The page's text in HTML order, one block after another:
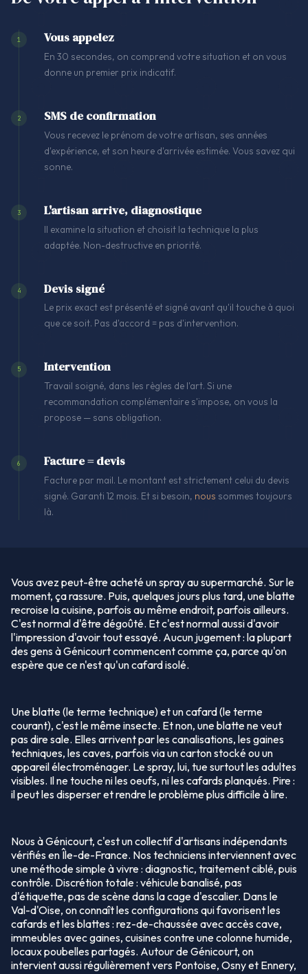
1 Vous appelez
En 30 secondes, on comprend votre situation et on vous
donne un premier prix indicatif.
2 SMS de confirmation
Vous recevez le prénom de votre artisan, ses années
d'expérience, et son heure d'arrivée estimée. Vous savez qui
sonne.
3 L'artisan arrive, diagnostique
Il examine la situation et choisit la technique la plus
adaptée. Non-destructive en priorité.
4 Devis signé
Le prix exact est présenté et signé avant qu'il touche à quoi
que ce soit. Pas d'accord = pas d'intervention.
5 Intervention
Travail soigné, dans les règles de l'art. Si une
recommandation complémentaire s'impose, on vous la
propose — sans obligation.
6 Facture = devis
Facture par mail. Le montant est strictement celui du devis
signé. Garanti 12 mois. Et si besoin, nous sommes toujours
là.
Vous avez peut-être acheté un spray au supermarché. Sur le
moment, ça rassure. Puis, quelques jours plus tard, une blatte
recroise la cuisine, parfois au même endroit, parfois ailleurs.
C'est normal d'être dégoûté. Et c'est normal aussi d'avoir
l'impression d'avoir tout essayé. Aucun jugement : la plupart
des gens à Génicourt commencent comme ça, parce qu'on
espère que ce n'est qu'un cafard isolé.
Une blatte (le terme technique) et un cafard (le terme
courant), c'est le même insecte. Et non, une blatte ne veut
pas dire sale. Elles arrivent par les canalisations, les gaines
techniques, les caves, parfois via un carton stocké ou un
appareil électroménager. Le spray, lui, tue surtout les adultes
visibles. Il ne touche ni les oeufs, ni les cafards planqués. Pire :
il peut les disperser et rendre le problème plus difficile à lire.
Nous à Génicourt, c'est un collectif d'artisans indépendants
vérifiés en Île-de-France. Nos techniciens interviennent avec
une méthode simple à vivre : diagnostic, traitement ciblé, puis
contrôle. Discrétion totale : véhicule banalisé, pas
d'étiquette, pas de scène dans la cage d'escalier. Dans le
Val-d'Oise, on connaît les configurations qui favorisent les
cafards et les blattes : rez-de-chaussée avec accès cave,
immeubles avec gaines, cuisines contre une colonne humide,
locaux poubelles partagés. Autour de Génicourt, on
intervient aussi régulièrement vers Pontoise, Osny et Ennery,